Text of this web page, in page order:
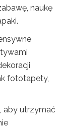
naukę
fototapety,
aby utrzymać